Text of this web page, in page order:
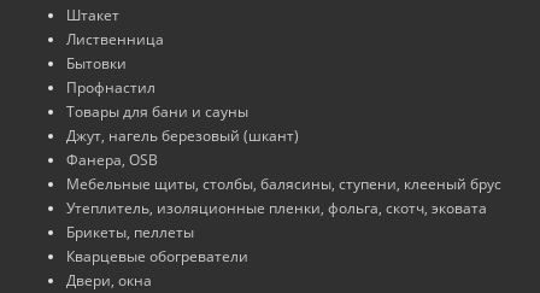
Штакет
Лиственница
Бытовки
Профнастил
Товары для бани и сауны
Джут, нагель березовый (шкант)
Фанера, OSB
Мебельные щиты, столбы, балясины, ступени, клееный брус
Утеплитель, изоляционные пленки, фольга, скотч, эковата
Брикеты, пеллеты
Кварцевые обогреватели
Двери, окна